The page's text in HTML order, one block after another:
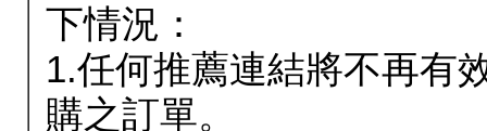
下情況：
1.任何推薦連結將不再有
購之訂單。